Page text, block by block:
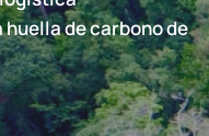
de carbono de